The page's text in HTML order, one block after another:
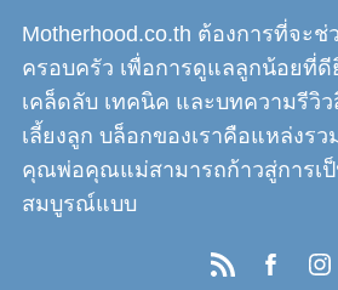
Motherhood.co.th ต้องการที่จะ
ครอบครัว เพื่อการดูแลลูกน้อยที่ดี
เคล็ดลับ เทคนิค และบทความรีวิ
เลี้ยงลูก บล็อกของเราคือแหล่งร
คุณพ่อคุณแม่สามารถก้าวสู่การเป็
สมบูรณ์แบบ